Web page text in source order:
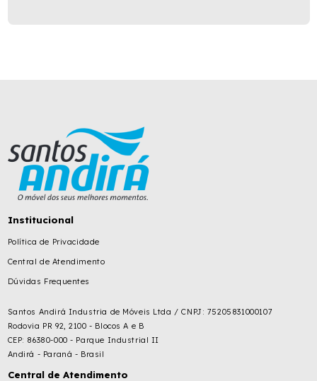
Institucional
Política de Privacidade
Central de Atendimento
Dúvidas Frequentes
Santos Andirá Industria de Móveis Ltda / CNPJ: 75205831000107
Rodovia PR 92, 2100 - Blocos A e B
CEP: 86380-000 - Parque Industrial II
Andirá - Paraná - Brasil
Central de Atendimento